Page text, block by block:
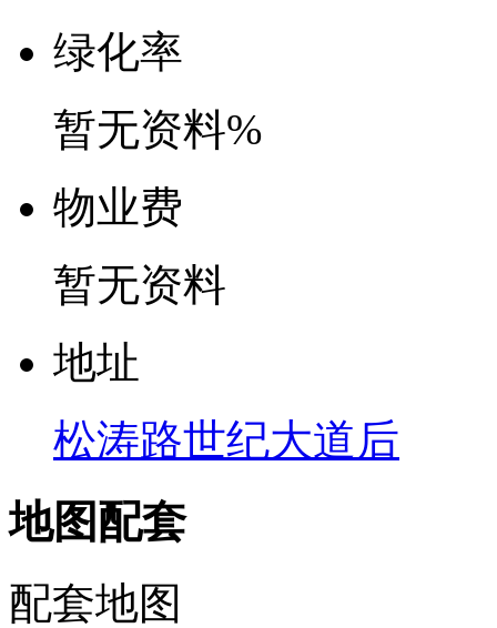
绿化率
暂无资料%
物业费
暂无资料
地址
松涛路世纪大道后
地图配套
配套地图